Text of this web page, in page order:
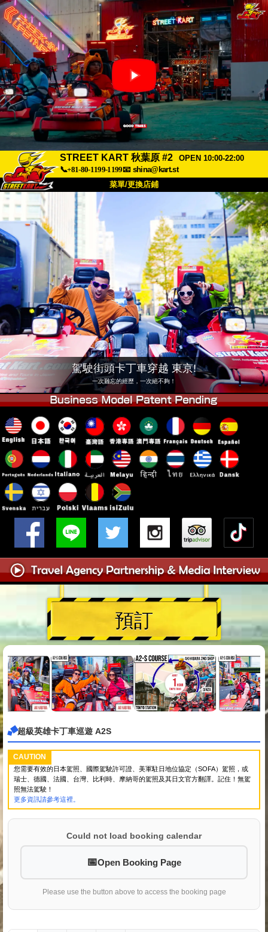
STREET KART 秋葉原 #2
OPEN 10:00-22:00
📞+81-80-1199-1199📧 shina@kart.st
菜單/更換店鋪
關於 價格
交通方式 顧客聲音 常見問題
公司 預訂
更換店鋪
東京品川 #1 東京秋葉原#1
東京秋葉原#2 東京澀谷
東京澀谷附屬 東京灣
東京淺草 大阪
沖繩
駕駛街頭卡丁車穿越 東京!
一次難忘的經歷，一次絕不夠！
預訂
超級英雄卡丁車巡遊 A2S
CAUTION
您需要有效的日本駕照、國際駕駛許可證、美軍駐日地位協定（SOFA）駕照，或
瑞士、德國、法國、台灣、比利時、摩納哥的駕照及其日文官方翻譯。記住！無駕
照無法駕駛！
更多資訊請參考這裡。
Could not load booking calendar
Open Booking Page
Please use the button above to access the booking page